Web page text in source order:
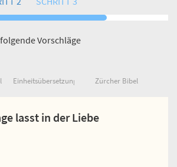
Vorschläge
Einheitsübersetzung Zürcher Bibel
lasst in der Liebe